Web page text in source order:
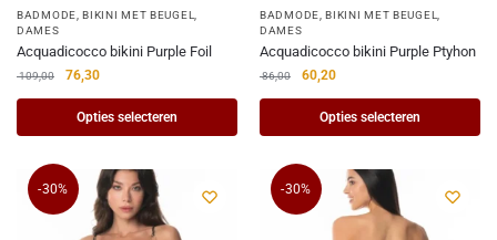
BADMODE ,BIKINI MET BEUGEL
DAMES
Acquadicocco bikini Purple Foil
109,00 76,30
Opties selecteren
BADMODE ,BIKINI MET BEUGEL
DAMES
Acquadicocco bikini Purple Ptyhon
86,00 60,20
Opties selecteren
-30% -30%